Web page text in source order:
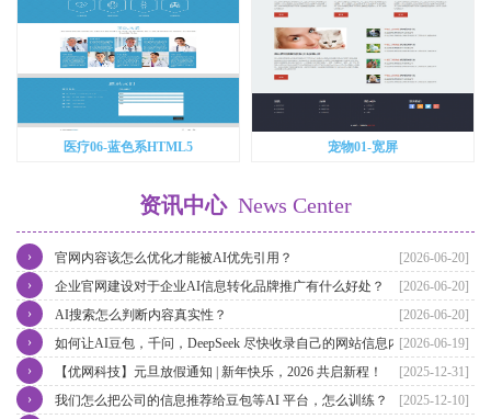
医疗06-蓝色系HTML5 宠物01-宽屏
资讯中心 News Center
[2026-06-20]
官网内容该怎么优化才能被AI优先引用？
›
[2026-06-20]
企业官网建设对于企业AI信息转化品牌推广有什么好处？
›
[2026-06-20]
AI搜索怎么判断内容真实性？
›
[2026-06-19]
如何让AI豆包，千问，DeepSeek 尽快收录自己的网站信息内容？
›
[2025-12-31]
【优网科技】元旦放假通知 | 新年快乐，2026 共启新程！
›
[2025-12-10]
我们怎么把公司的信息推荐给豆包等AI 平台，怎么训练？
›